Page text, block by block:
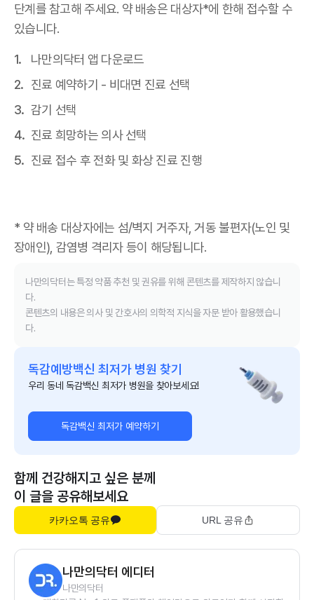
단계를 참고해 주세요. 약 배송은 대상자*에 한해 접수할 수
있습니다.
나만의닥터 앱 다운로드
진료 예약하기 - 비대면 진료 선택
감기 선택
진료 희망하는 의사 선택
진료 접수 후 전화 및 화상 진료 진행
* 약 배송 대상자에는 섬/벽지 거주자, 거동 불편자(노인 및
장애인), 감염병 격리자 등이 해당됩니다.
나만의닥터는 특정 약품 추천 및 권유를 위해 콘텐츠를 제작하지 않습니
다.
콘텐츠의 내용은 의사 및 간호사의 의학적 지식을 자문 받아 활용했습니
다.
독감예방백신 최저가 병원 찾기
우리 동네 독감백신 최저가 병원을 찾아보세요!
독감백신 최저가 예약하기
함께 건강해지고 싶은 분께
이 글을 공유해보세요
카카오톡 공유 URL 공유
나만의닥터 에디터
나만의닥터